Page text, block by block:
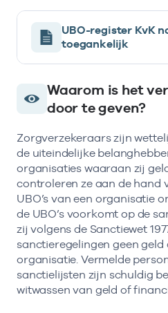
UBO-register KvK
toegankelijk
Waarom is het
door te geven?
Zorgverzekeraars zijn
de uiteindelijke
organisaties waaraan zij
controleren ze aan de hand
UBO’s van een organisatie
de UBO’s voorkomt op de
zij volgens de Sanctiewet
sanctieregelingen geen
organisatie. Vermelde
sanctielijsten zijn schuldig
witwassen van geld of